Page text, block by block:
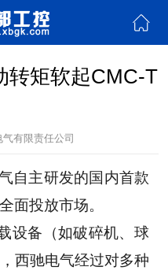
转矩软起CMC-T
有限责任公司
面投放市场。
西驰电气经过对多种